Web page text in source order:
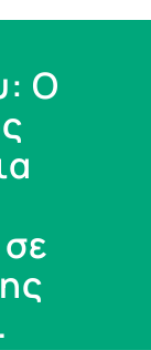
O